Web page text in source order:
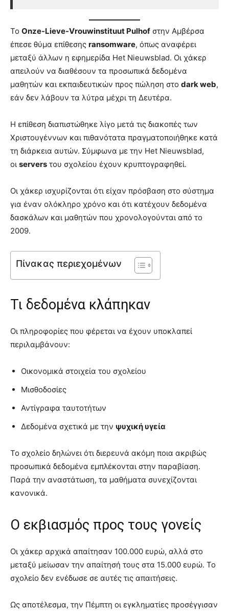
Το Onze-Lieve-Vrouwinstituut Pulhof στην Αμβέρσα
έπεσε θύμα επίθεσης ransomware, όπως αναφέρει
μεταξύ άλλων η εφημερίδα Het Nieuwsblad. Οι χάκερ
απειλούν να διαθέσουν τα προσωπικά δεδομένα
μαθητών και εκπαιδευτικών προς πώληση στο dark web,
εάν δεν λάβουν τα λύτρα μέχρι τη Δευτέρα.
Η επίθεση διαπιστώθηκε λίγο μετά τις διακοπές των
Χριστουγέννων και πιθανότατα πραγματοποιήθηκε κατά
τη διάρκεια αυτών. Σύμφωνα με την Het Nieuwsblad,
οι servers του σχολείου έχουν κρυπτογραφηθεί.
Οι χάκερ ισχυρίζονται ότι είχαν πρόσβαση στο σύστημα
για έναν ολόκληρο χρόνο και ότι κατέχουν δεδομένα
δασκάλων και μαθητών που χρονολογούνται από το
2009.
Πίνακας περιεχομένων
Τι δεδομένα κλάπηκαν
Οι πληροφορίες που φέρεται να έχουν υποκλαπεί
περιλαμβάνουν:
Οικονομικά στοιχεία του σχολείου
Μισθοδοσίες
Αντίγραφα ταυτοτήτων
Δεδομένα σχετικά με την ψυχική υγεία
Το σχολείο δηλώνει ότι διερευνά ακόμη ποια ακριβώς
προσωπικά δεδομένα εμπλέκονται στην παραβίαση.
Παρά την αναστάτωση, τα μαθήματα συνεχίζονται
κανονικά.
Ο εκβιασμός προς τους γονείς
Οι χάκερ αρχικά απαίτησαν 100.000 ευρώ, αλλά στο
μεταξύ μείωσαν την απαίτησή τους στα 15.000 ευρώ. Το
σχολείο δεν ενέδωσε σε αυτές τις απαιτήσεις.
Ως αποτέλεσμα, την Πέμπτη οι εγκληματίες προσέγγισαν